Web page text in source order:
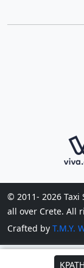
© 2011- 2026 Taxi
all over Crete. All
Crafted by T.M.Y.